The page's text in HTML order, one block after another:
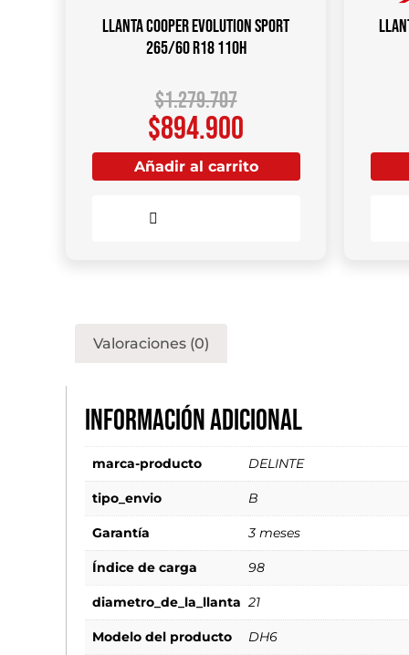
Llanta COOPER EVOLUTION SPORT
265/60 R18 110H
$1.279.707
$894.900
Añadir al carrito
Valoraciones (0)
Información adicional
marca-producto DELINTE
tipo_envio B
Garantía 3 meses
Índice de carga 98
diametro_de_la_llanta 21
Modelo del producto DH6